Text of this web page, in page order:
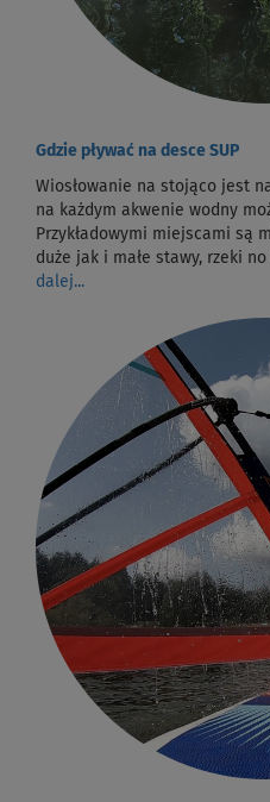
Gdzie pływać na desce SUP
Wiosłowanie na stojąco jest
na każdym akwenie wodny
Przykładowymi miejscami są
duże jak i małe stawy, rzeki
dalej...